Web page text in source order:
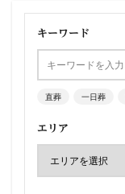
キーワード
直葬 一日葬
エリア